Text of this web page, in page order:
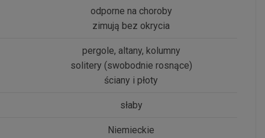
odporne na choroby
zimują bez okrycia
pergole, altany, kolumny
solitery (swobodnie rosnące)
ściany i płoty
słaby
Niemieckie